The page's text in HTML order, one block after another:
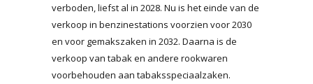
verboden, liefst al in 2028. Nu is het einde van de
verkoop in benzinestations voorzien voor 2030
en voor gemakszaken in 2032. Daarna is de
verkoop van tabak en andere rookwaren
voorbehouden aan tabaksspeciaalzaken.